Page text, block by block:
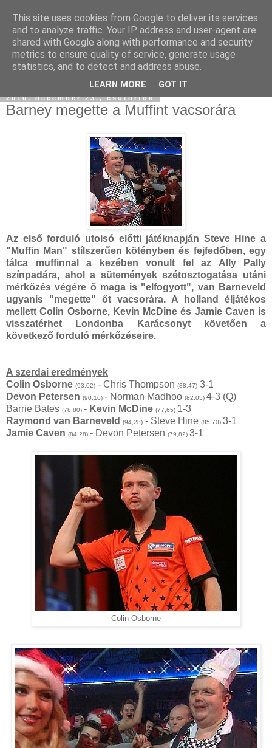
2010. december 23., csütörtök
Barney megette a Muffint vacsorára
Az első forduló utolsó előtti játéknapján Steve Hine a
"Muffin Man" stílszerűen kötényben és fejfedőben, egy
tálca muffinnal a kezében vonult fel az Ally Pally
színpadára, ahol a sütemények szétosztogatása utáni
mérkőzés végére ő maga is "elfogyott", van Barneveld
ugyanis "megette" őt vacsorára. A holland éljátékos
mellett Colin Osborne, Kevin McDine és Jamie Caven is
visszatérhet Londonba Karácsonyt követően a
következő forduló mérkőzéseire.
A szerdai eredmények
Colin Osborne (93,02) - Chris Thompson (88,47) 3-1
Devon Petersen (90,16) - Norman Madhoo (82,05) 4-3 (Q)
Barrie Bates (78,80) - Kevin McDine (77,65) 1-3
Raymond van Barneveld
(94,28) - Steve Hine (85,70) 3-1
Jamie Caven (84,28) - Devon Petersen (79,82) 3-1
Colin Osborne
This site uses cookies from Google to deliver its services
and to analyze traffic. Your IP address and user-agent are
shared with Google along with performance and security
metrics to ensure quality of service, generate usage
statistics, and to detect and address abuse.
LEARN MORE GOT IT